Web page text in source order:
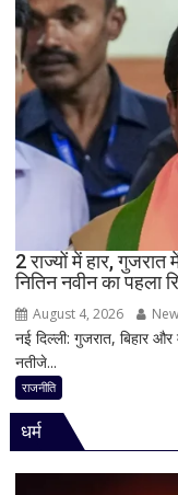
2 राज्यों में हार,
नितिन नवीन का पहला
August 4, 2026
नई दिल्ली: गुजरात, बिहार
नतीजे...
राजनीति
धर्म